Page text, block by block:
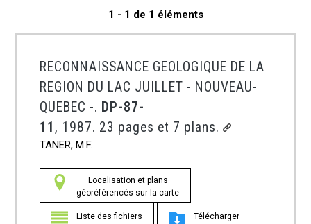
1 - 1 de 1 éléments
RECONNAISSANCE GEOLOGIQUE DE LA
REGION DU LAC JUILLET - NOUVEAU-
QUEBEC -. DP-87-
11 , 1987. 23 pages et 7 plans.
TANER, M.F.
Localisation et plans
géoréférencés sur la carte
Liste des fichiers Télécharger